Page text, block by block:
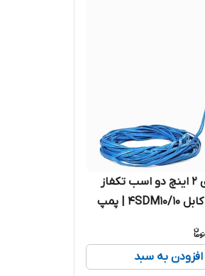
شناور ۶۱ متری ۲ اینچ دو اسب تکفاز
برونل ۳۰ متر کابل 4SDM10/10 | پمپ
)
افزودن به سبد